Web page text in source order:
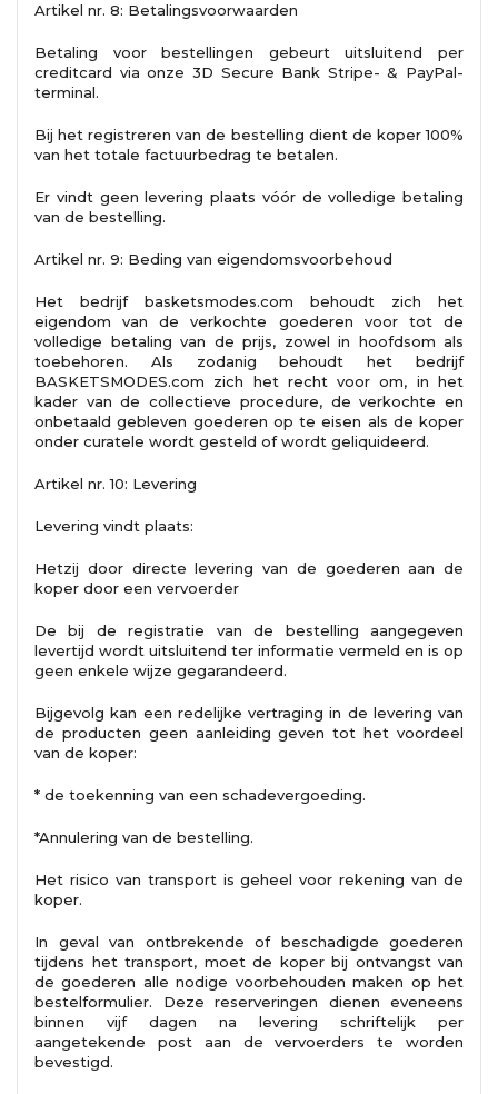
Artikel nr. 8: Betalingsvoorwaarden
Betaling voor bestellingen gebeurt uitsluitend per
creditcard via onze 3D Secure Bank Stripe- & PayPal-
terminal.
Bij het registreren van de bestelling dient de koper 100%
van het totale factuurbedrag te betalen.
Er vindt geen levering plaats vóór de volledige betaling
van de bestelling.
Artikel nr. 9: Beding van eigendomsvoorbehoud
Het bedrijf basketsmodes.com behoudt zich het
eigendom van de verkochte goederen voor tot de
volledige betaling van de prijs, zowel in hoofdsom als
toebehoren. Als zodanig behoudt het bedrijf
BASKETSMODES.com zich het recht voor om, in het
kader van de collectieve procedure, de verkochte en
onbetaald gebleven goederen op te eisen als de koper
onder curatele wordt gesteld of wordt geliquideerd.
Artikel nr. 10: Levering
Levering vindt plaats:
Hetzij door directe levering van de goederen aan de
koper door een vervoerder
De bij de registratie van de bestelling aangegeven
levertijd wordt uitsluitend ter informatie vermeld en is op
geen enkele wijze gegarandeerd.
Bijgevolg kan een redelijke vertraging in de levering van
de producten geen aanleiding geven tot het voordeel
van de koper:
* de toekenning van een schadevergoeding.
*Annulering van de bestelling.
Het risico van transport is geheel voor rekening van de
koper.
In geval van ontbrekende of beschadigde goederen
tijdens het transport, moet de koper bij ontvangst van
de goederen alle nodige voorbehouden maken op het
bestelformulier. Deze reserveringen dienen eveneens
binnen vijf dagen na levering schriftelijk per
aangetekende post aan de vervoerders te worden
bevestigd.